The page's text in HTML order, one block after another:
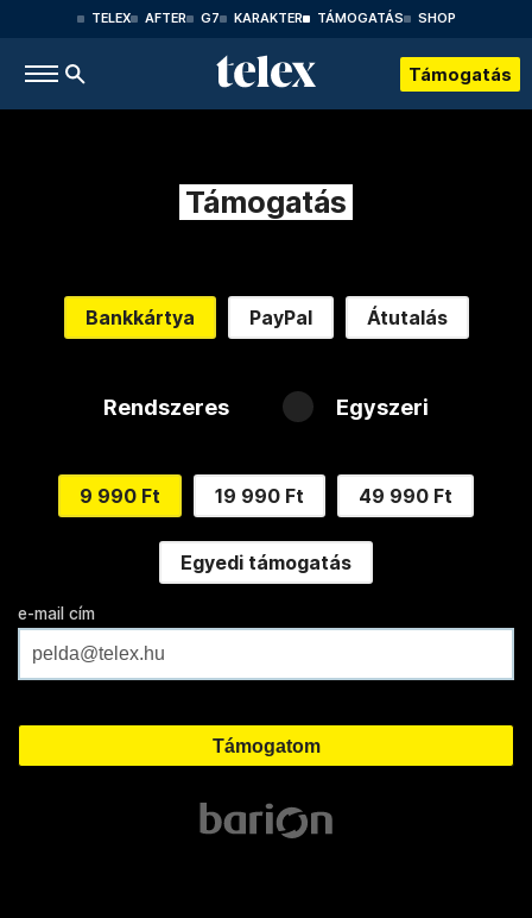
TELEX AFTER G7 KARAKTER TÁMOGATÁS SHOP
Támogatás
Támogatás
Bankkártya PayPal Átutalás
Rendszeres Egyszeri
9 990 Ft 19 990 Ft 49 990 Ft
Egyedi támogatás
e-mail cím